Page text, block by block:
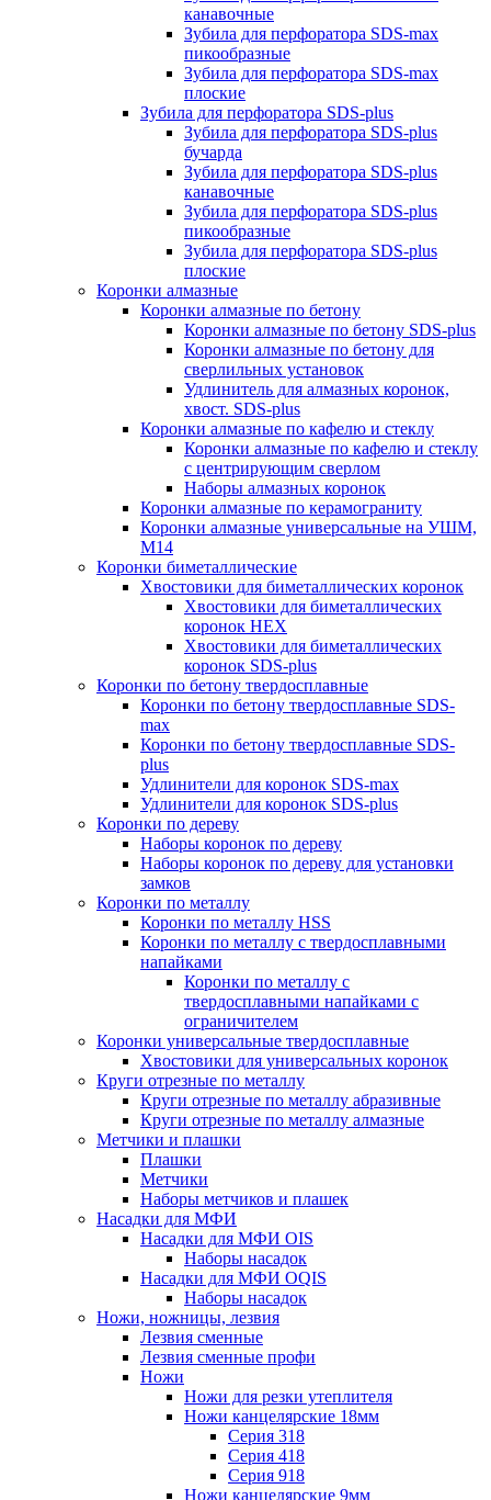
канавочные
Зубила для перфоратора SDS-max
пикообразные
Зубила для перфоратора SDS-max
плоские
Зубила для перфоратора SDS-plus
Зубила для перфоратора SDS-plus
бучарда
Зубила для перфоратора SDS-plus
канавочные
Зубила для перфоратора SDS-plus
пикообразные
Зубила для перфоратора SDS-plus
плоские
Коронки алмазные
Коронки алмазные по бетону
Коронки алмазные по бетону SDS-plus
Коронки алмазные по бетону для
сверлильных установок
Удлинитель для алмазных коронок,
хвост. SDS-plus
Коронки алмазные по кафелю и стеклу
Коронки алмазные по кафелю и стеклу
c центрирующим сверлом
Наборы алмазных коронок
Коронки алмазные по керамограниту
Коронки алмазные универсальные на УШМ,
М14
Коронки биметаллические
Хвостовики для биметаллических коронок
Хвостовики для биметаллических
коронок HEX
Хвостовики для биметаллических
коронок SDS-plus
Коронки по бетону твердосплавные
Коронки по бетону твердосплавные SDS-
max
Коронки по бетону твердосплавные SDS-
plus
Удлинители для коронок SDS-max
Удлинители для коронок SDS-plus
Коронки по дереву
Наборы коронок по дереву
Наборы коронок по дереву для установки
замков
Коронки по металлу
Коронки по металлу HSS
Коронки по металлу с твердосплавными
напайками
Коронки по металлу с
твердосплавными напайками c
ограничителем
Коронки универсальные твердосплавные
Хвостовики для универсальных коронок
Круги отрезные по металлу
Круги отрезные по металлу абразивные
Круги отрезные по металлу алмазные
Метчики и плашки
Плашки
Метчики
Наборы метчиков и плашек
Насадки для МФИ
Насадки для МФИ OIS
Наборы насадок
Насадки для МФИ OQIS
Наборы насадок
Ножи, ножницы, лезвия
Лезвия сменные
Лезвия сменные профи
Ножи
Ножи для резки утеплителя
Ножи канцелярские 18мм
Серия 318
Серия 418
Серия 918
Ножи канцелярские 9мм